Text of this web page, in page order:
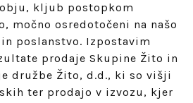
kljub postopkom
močno osredotočeni na našo
poslanstvo. Izpostavim
prodaje Skupine Žito in
družbe Žito, d.d., ki so višji
ter prodajo v izvozu, kjer